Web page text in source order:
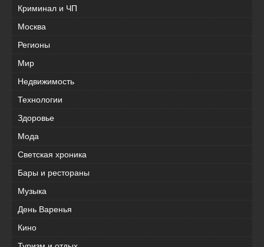
Криминал и ЧП
Москва
Регионы
Мир
Недвижимость
Технологии
Здоровье
Мода
Светская хроника
Бары и рестораны
Музыка
День Варенья
Кино